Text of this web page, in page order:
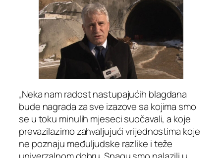
„Neka nam radost nastupajućih blagdana
bude nagrada za sve izazove sa kojima smo
se u toku minulih mjeseci suočavali, a koje
prevazilazimo zahvaljujući vrijednostima koje
ne poznaju međuljudske razlike i teže